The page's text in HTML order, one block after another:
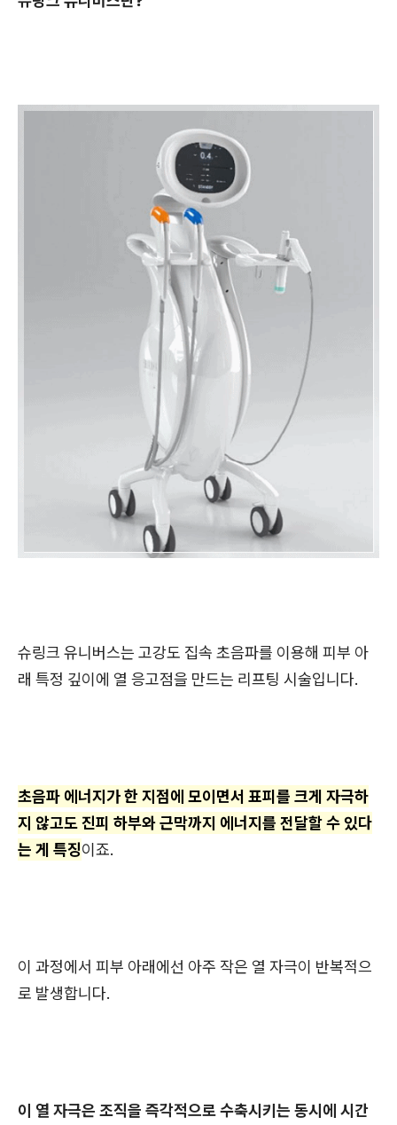
슈링크 유니버스는 고강도 집속 초음파를 이용해 피부 아
래 특정 깊이에 열 응고점을 만드는 리프팅 시술입니다.
초음파 에너지가 한 지점에 모이면서 표피를 크게 자극하
지 않고도 진피 하부와 근막까지 에너지를 전달할 수 있다
는 게 특징이죠.
이 과정에서 피부 아래에선 아주 작은 열 자극이 반복적으
로 발생합니다.
이 열 자극은 조직을 즉각적으로 수축시키는 동시에 시간